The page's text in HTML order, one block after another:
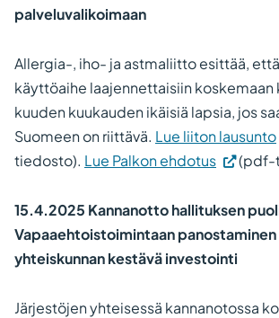
palveluvalikoimaan
Allergia-, iho- ja astmaliitto esittää,
käyttöaihe laajennettaisiin koskemaan
kuuden kuukauden ikäisiä lapsia, jos
Suomeen on riittävä. Lue liiton lausunto
tiedosto). Lue Palkon ehdotus(Vieraile
Linkki
avautuu
(pdf-
15.4.2025 Kannanotto hallituksen
Vapaaehtoistoimintaan panostaminen
yhteiskunnan kestävä investointi
Järjestöjen yhteisessä kannanotossa